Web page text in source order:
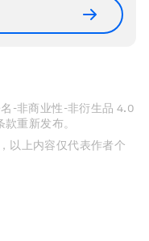
-非商业性-非衍生品 4.0
重新发布。
以上内容仅代表作者个